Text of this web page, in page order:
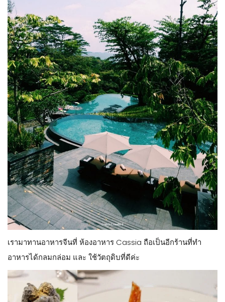
เรามาทานอาหารจีนที่ ห้องอาหาร Cassia ถือเป็นอีกร้านที่ทำ
อาหารได้กลมกล่อม และ ใช้วัตถุดิบที่ดีค่ะ